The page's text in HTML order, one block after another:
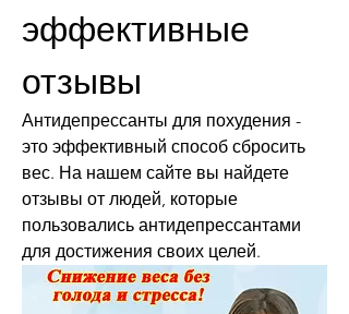
эффективные
отзывы
Антидепрессанты для похудения -
это эффективный способ сбросить
вес. На нашем сайте вы найдете
отзывы от людей, которые
пользовались антидепрессантами
для достижения своих целей.